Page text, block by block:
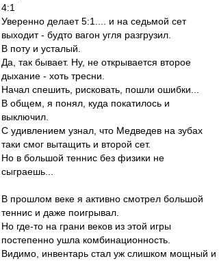
4:1
Уверенно делает 5:1.... и на седьмой сет
выходит - будто вагон угля разгрузил.
В поту и усталый.
Да, так бывает. Ну, не открывается второе
дыхание - хоть тресни.
Начал спешить, рисковать, пошли ошибки...
В общем, я понял, куда покатилось и
выключил.
С удивлением узнал, что Медведев на зубах
таки смог вытащить и второй сет.
Но в большой теннис без физики не
сыграешь...
В прошлом веке я активно смотрел большой
теннис и даже поигрывал.
Но где-то на грани веков из этой игры
постепенно ушла комбинационность.
Видимо, инвентарь стал уж слишком мощный и